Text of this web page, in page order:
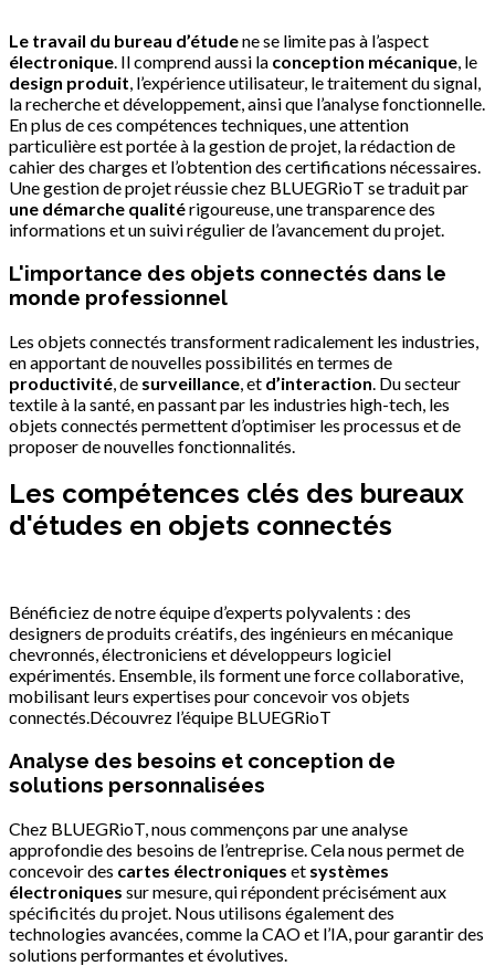
Le travail du bureau d’étudene se limite pas à l’aspect
électronique. Il comprend aussi la conception mécanique, le
design produit, l’expérience utilisateur, le traitement du signal,
la recherche et développement, ainsi que l’analyse fonctionnelle.
En plus de ces compétences techniques, une attention
particulière est portée à la gestion de projet, la rédaction de
cahier des charges et l’obtention des certifications nécessaires.
Une gestion de projet réussie chez BLUEGRioT se traduit par
une démarche qualitérigoureuse, une transparence des
informations et un suivi régulier de l’avancement du projet.
L'importance des objets connectés dans le
monde professionnel
Les objets connectés transforment radicalement les industries,
en apportant de nouvelles possibilités en termes de
productivité , de surveillance , et d’interaction . Du secteur
textile à la santé, en passant par les industries high-tech, les
objets connectés permettent d’optimiser les processus et de
proposer de nouvelles fonctionnalités.
Les compétences clés des bureaux
d'études en objets connectés
Bénéficiez de notre équipe d’experts polyvalents : des
designers de produits créatifs, des ingénieurs en mécanique
chevronnés, électroniciens et développeurs logiciel
expérimentés. Ensemble, ils forment une force collaborative,
mobilisant leurs expertises pour concevoir vos objets
connectés.Découvrez l’équipe BLUEGRioT
Analyse des besoins et conception de
solutions personnalisées
Chez BLUEGRioT, nous commençons par une analyse
approfondie des besoins de l’entreprise. Cela nous permet de
concevoir des cartes électroniques et systèmes
électroniques sur mesure, qui répondent précisément aux
spécificités du projet. Nous utilisons également des
technologies avancées, comme la CAO et l’IA, pour garantir des
solutions performantes et évolutives.